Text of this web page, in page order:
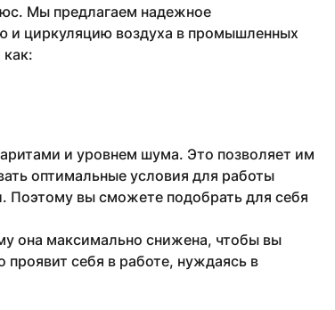
Мы предлагаем надежное
и циркуляцию воздуха в промышленных
и уровнем шума. Это позволяет им
оптимальные условия для работы
Поэтому вы сможете подобрать для себя
она максимально снижена, чтобы вы
себя в работе, нуждаясь в